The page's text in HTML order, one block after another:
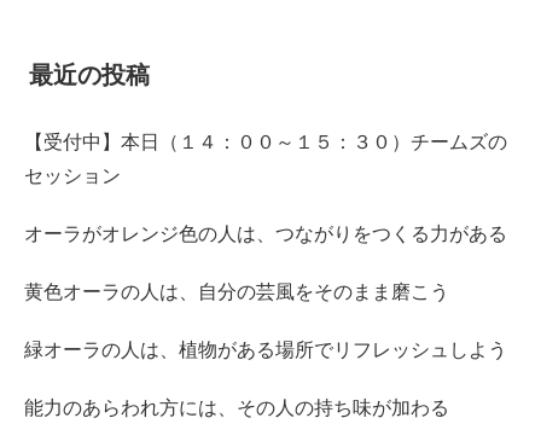
最近の投稿
【受付中】本日（１４：００～１５：３０）チームズの
セッション
オーラがオレンジ色の人は、つながりをつくる力がある
黄色オーラの人は、自分の芸風をそのまま磨こう
緑オーラの人は、植物がある場所でリフレッシュしよう
能力のあらわれ方には、その人の持ち味が加わる